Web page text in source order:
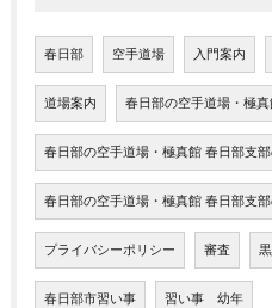
春日部 空手道場 入門案内
道場案内 春日部の空手道場・極
春日部の空手道場・極真館 春日部支部
春日部の空手道場・極真館 春日部支
プライバシーポリシー 審査
春日部市習い事 習い事 幼年